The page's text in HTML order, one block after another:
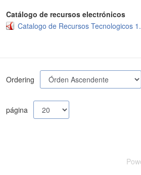
Catálogo de recursos electrónicos
Catalogo de Recursos Tecnologicos
Ordering
página